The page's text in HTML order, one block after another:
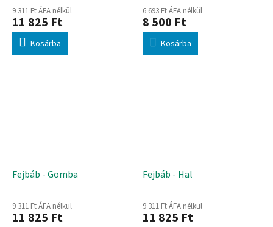
9 311 Ft ÁFA nélkül
11 825 Ft
Kosárba
6 693 Ft ÁFA nélkül
8 500 Ft
Kosárba
Fejbáb - Gomba
9 311 Ft ÁFA nélkül
11 825 Ft
Fejbáb - Hal
9 311 Ft ÁFA nélkül
11 825 Ft